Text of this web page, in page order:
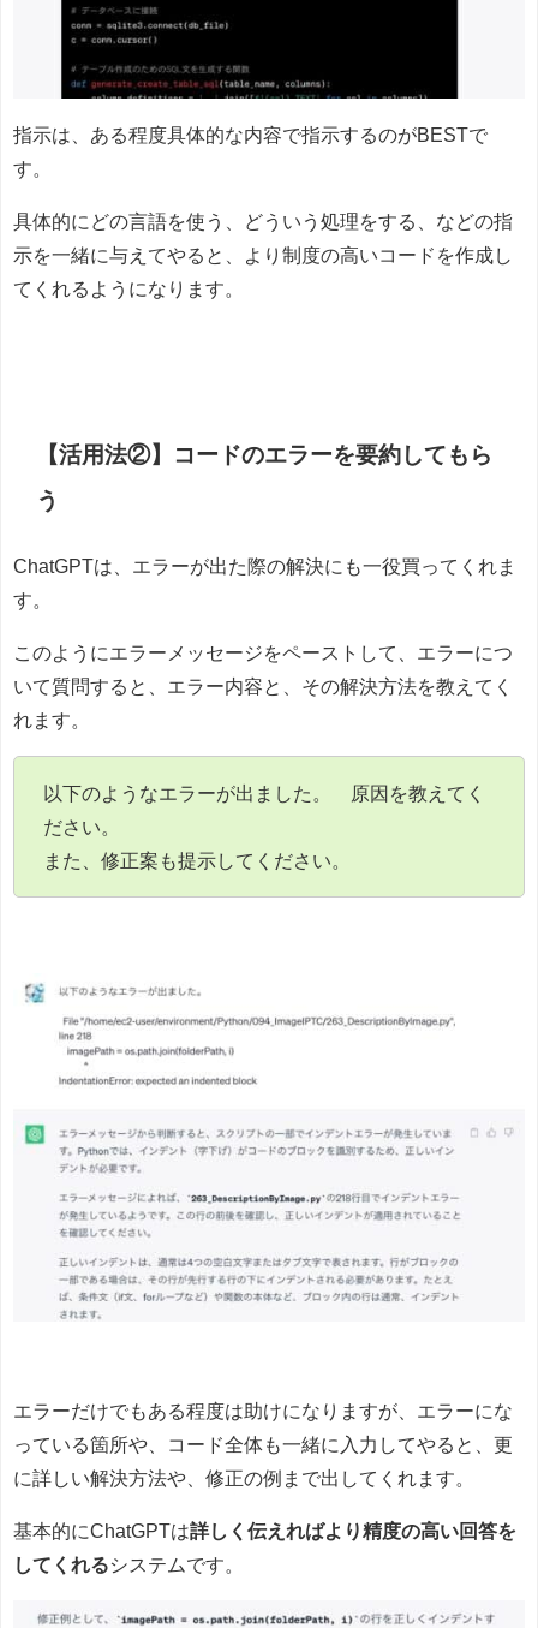
指示は、ある程度具体的な内容で指示するのがBESTで
す。
具体的にどの言語を使う、どういう処理をする、などの指
示を一緒に与えてやると、より制度の高いコードを作成し
てくれるようになります。
【活用法②】コードのエラーを要約してもら
う
ChatGPTは、エラーが出た際の解決にも一役買ってくれま
す。
このようにエラーメッセージをペーストして、エラーにつ
いて質問すると、エラー内容と、その解決方法を教えてく
れます。
以下のようなエラーが出ました。 原因を教えてく
ださい。
また、修正案も提示してください。
エラーだけでもある程度は助けになりますが、エラーにな
っている箇所や、コード全体も一緒に入力してやると、更
に詳しい解決方法や、修正の例まで出してくれます。
基本的にChatGPTは詳しく伝えればより精度の高い回答を
してくれるシステムです。